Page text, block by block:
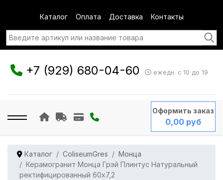
Каталог Оплата Доставка Контакты
+7 (929) 680-04-60 ежедн. с 10 до 19
Оформить заказ
0,00 руб
Каталог ColiseumGres
Монца
Керамогранит Монца Грэй Плинтус Натуральный
ректифицированный 60x7,2